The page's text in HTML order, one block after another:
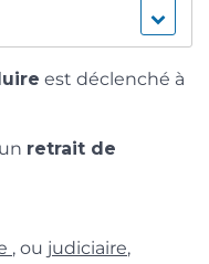
est déclenché à
retrait de
, ou judiciaire,